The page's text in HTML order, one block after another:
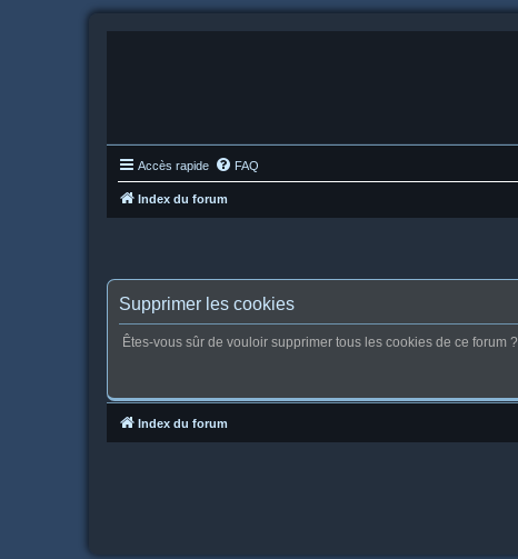
Accès rapide FAQ
Index du forum
Supprimer les cookies
Êtes-vous sûr de vouloir supprimer tous les cookies de ce forum ?
Index du forum